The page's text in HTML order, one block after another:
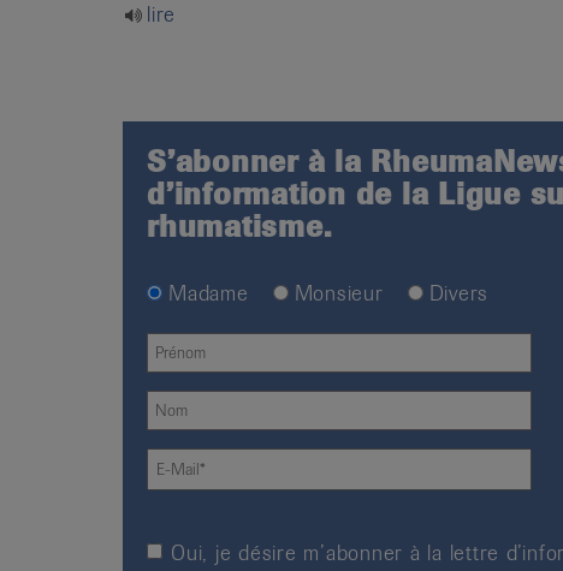
lire
S’abonner à la
d’information de la Ligue
rhumatisme.
Madame Monsieur Divers
Oui, je désire m’abonner à la lettre